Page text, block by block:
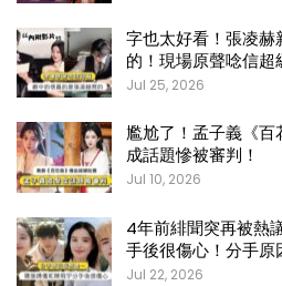
字也太好看！張凌
的！現場原聲唸信超
Jul 25, 2026
尷尬了！孟子義《
成話題慘被審判！
Jul 10, 2026
4年前緋聞突再被熱
手後很傷心！分手原
Jul 22, 2026